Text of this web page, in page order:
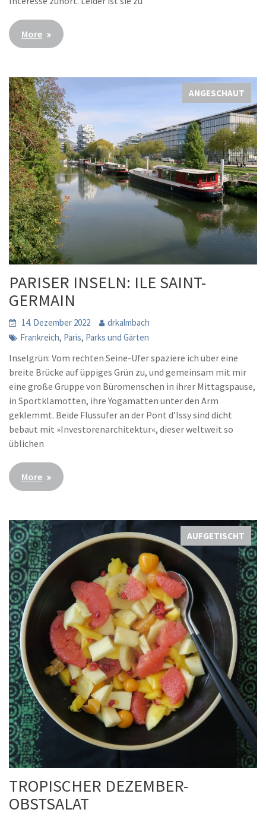
More
ANGESCHAUT
PARISER INSELN: ILE SAINT-
GERMAIN
14. Dezember 2022
drkalmbach
Frankreich, Paris, Parks und Gärten
Inselgrün: Vom rechten Seine-Ufer spaziere ich über eine
breite Brücke auf üppiges Grün zu, und gemeinsam mit mir
eine große Gruppe von Büromenschen in ihrer Mittagspause,
in Sportklamotten, ihre Yogamatten unter den Arm
geklemmt. Beide Flussufer an der Pont d’Issy sind dicht
bebaut mit »Investorenarchitektur«, dieser weltweit so
üblichen
More
AUFGETISCHT
TROPISCHER DEZEMBER-
OBSTSALAT